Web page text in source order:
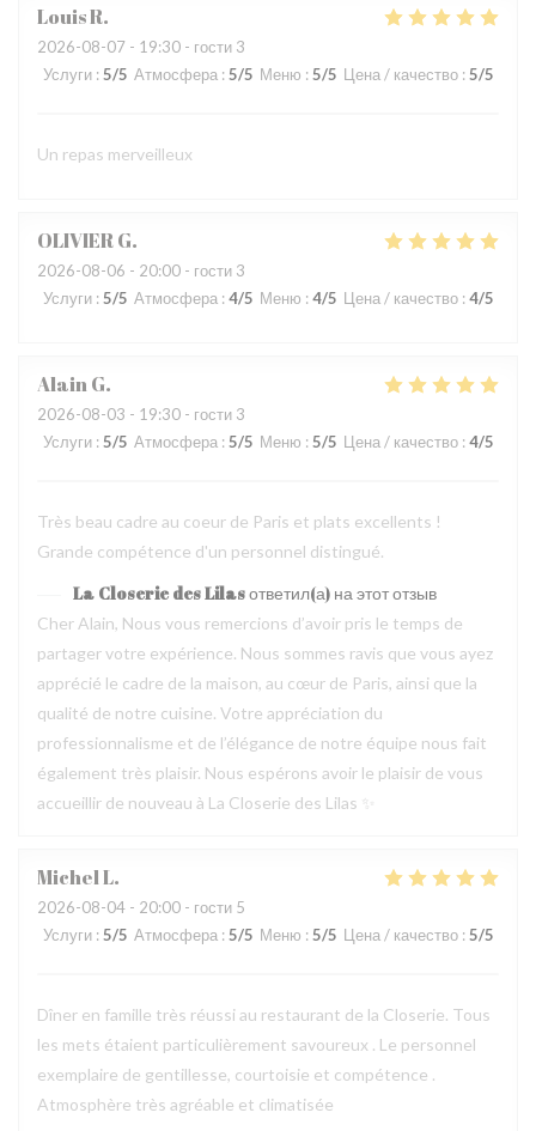
LouisR
2026-08-07 - 19:30 - гости 3
Услуги : 5/5 Атмосфера : 5/5 Меню : 5/5 Цена / качество : 5/5
Un repas merveilleux
OLIVIERG
2026-08-06 - 20:00 - гости 3
Услуги : 5/5 Атмосфера : 4/5 Меню : 4/5 Цена / качество : 4/5
AlainG
2026-08-03 - 19:30 - гости 3
Услуги : 5/5 Атмосфера : 5/5 Меню : 5/5 Цена / качество : 4/5
Très beau cadre au coeur de Paris et plats excellents !
Grande compétence d'un personnel distingué.
La Closerie des Lilasответил(а) на этот отзыв
Cher Alain, Nous vous remercions d’avoir pris le temps de
partager votre expérience. Nous sommes ravis que vous ayez
apprécié le cadre de la maison, au cœur de Paris, ainsi que la
qualité de notre cuisine. Votre appréciation du
professionnalisme et de l’élégance de notre équipe nous fait
également très plaisir. Nous espérons avoir le plaisir de vous
accueillir de nouveau à La Closerie des Lilas ✨
MichelL
2026-08-04 - 20:00 - гости 5
Услуги : 5/5 Атмосфера : 5/5 Меню : 5/5 Цена / качество : 5/5
Dîner en famille très réussi au restaurant de la Closerie. Tous
les mets étaient particulièrement savoureux . Le personnel
exemplaire de gentillesse, courtoisie et compétence .
Atmosphère très agréable et climatisée